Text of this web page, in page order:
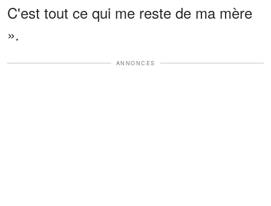
C'est tout ce qui me reste de ma mère
».
ANNONCES